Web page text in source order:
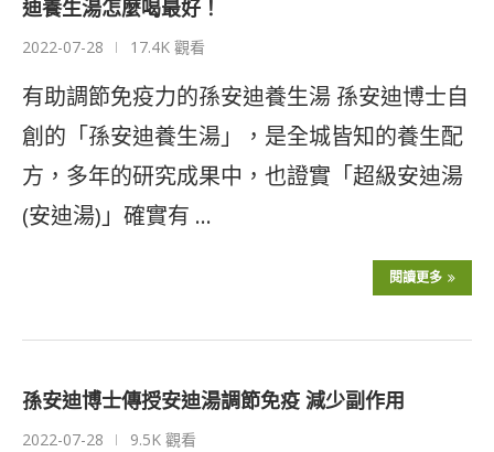
迪養生湯怎麼喝最好！
2022-07-28 17.4K 觀看
有助調節免疫力的孫安迪養生湯 孫安迪博士自
創的「孫安迪養生湯」，是全城皆知的養生配
方，多年的研究成果中，也證實「超級安迪湯
(安迪湯)」確實有 …
閱讀更多
孫安迪博士傳授安迪湯調節免疫 減少副作用
2022-07-28 9.5K 觀看